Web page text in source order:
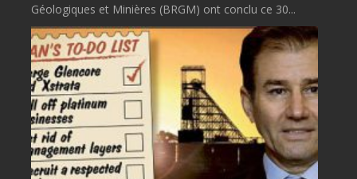
Géologiques et Minières (BRGM) ont conclu ce 30...